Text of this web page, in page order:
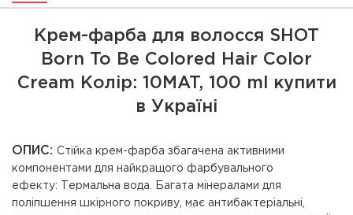
Крем-фарба для волосся SHOT
Born To Be Colored Hair Color
Cream Колір: 10MAT, 100 ml купити
в Україні
ОПИС: Стійка крем-фарба збагачена активними
компонентами для найкращого фарбувального
ефекту: Термальна вода. Багата мінералами для
поліпшення шкірного покриву, має антибактеріальні,